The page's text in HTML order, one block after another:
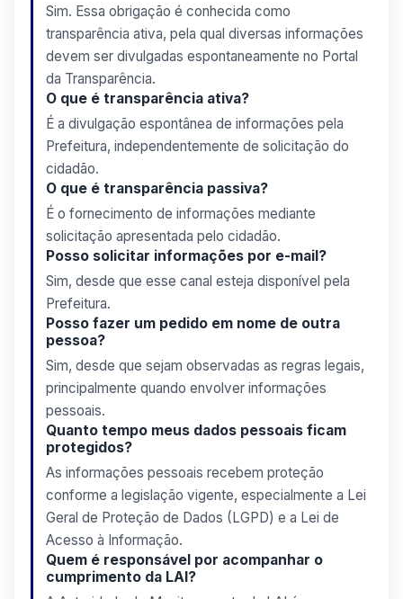
Sim. Essa obrigação é conhecida como
transparência ativa, pela qual diversas informações
devem ser divulgadas espontaneamente no Portal
da Transparência.
O que é transparência ativa?
É a divulgação espontânea de informações pela
Prefeitura, independentemente de solicitação do
cidadão.
O que é transparência passiva?
É o fornecimento de informações mediante
solicitação apresentada pelo cidadão.
Posso solicitar informações por e-mail?
Sim, desde que esse canal esteja disponível pela
Prefeitura.
Posso fazer um pedido em nome de outra
pessoa?
Sim, desde que sejam observadas as regras legais,
principalmente quando envolver informações
pessoais.
Quanto tempo meus dados pessoais ficam
protegidos?
As informações pessoais recebem proteção
conforme a legislação vigente, especialmente a Lei
Geral de Proteção de Dados (LGPD) e a Lei de
Acesso à Informação.
Quem é responsável por acompanhar o
cumprimento da LAI?